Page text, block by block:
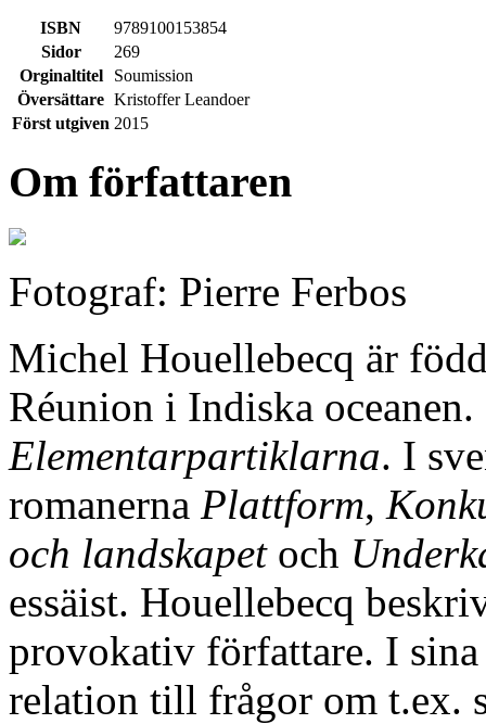
ISBN
9789100153854
Sidor
269
Orginaltitel
Soumission
Översättare Kristoffer Leandoer
Först utgiven 2015
Om författaren
Fotograf: Pierre Ferbos
Michel Houellebecq är
Réunion i Indiska
Elementarpartiklarna. I
romanerna Plattform,
och landskapetoch
essäist. Houellebecq
provokativ författare. I
relation till frågor om t.ex.